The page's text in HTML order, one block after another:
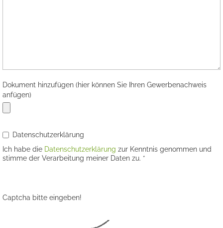
Dokument hinzufügen (hier können Sie Ihren Gewerbenachweis
anfügen)
Datenschutzerklärung
Ich habe die Datenschutzerklärung zur Kenntnis genommen und
stimme der Verarbeitung meiner Daten zu. *
Captcha bitte eingeben!